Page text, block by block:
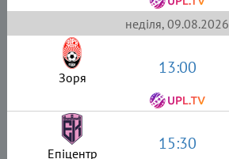
неділя, 09.08.2026
Зоря 13:00
Епіцентр 15:30